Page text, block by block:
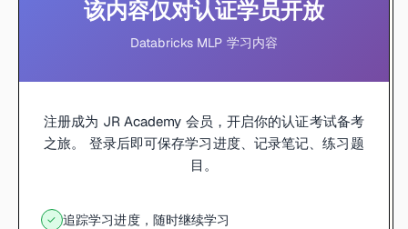
该内容仅对认证学员开放
Databricks MLP 学习内容
注册成为 JR Academy 会员，开启你的认证考试备考
之旅。 登录后即可保存学习进度、记录笔记、练习题
目。
✓ 追踪学习进度，随时继续学习